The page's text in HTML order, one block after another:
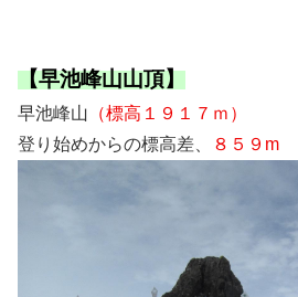
【早池峰山山頂】
早池峰山 （標高１９１７ｍ）
登り始めからの標高差、
８５９m